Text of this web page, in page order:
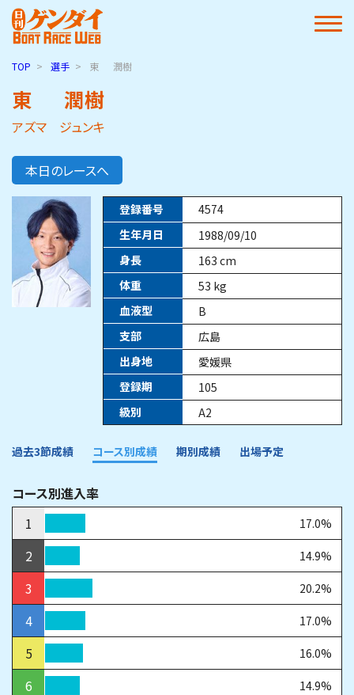
TOP 選手 東 潤樹
東 潤樹
アズマ ジュンキ
本日のレースへ
登録番号
4574
生年月日
1988/09/10
身長
163 cm
体重
53 kg
血液型
B
支部
広島
出身地
愛媛県
登録期
105
級別
A2
過去3節成績 コース別成績 期別成績 出場予定
コース別進入率
1
17.0%
2 14.9%
3 20.2%
4 17.0%
5 16.0%
6 14.9%